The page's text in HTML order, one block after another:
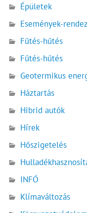
Épületek
Események-
Fűtés-hűtés
Fűtés-hűtés
Geotermikus
Háztartás
Hibrid autók
Hírek
Hőszigetelés
INFÓ
Klímaváltozás